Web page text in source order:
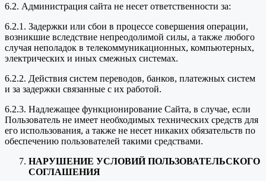
6.2. Администрация сайта не несет ответственности за:
6.2.1. Задержки или сбои в процессе совершения операции,
возникшие вследствие непреодолимой силы, а также любого
случая неполадок в телекоммуникационных, компьютерных,
электрических и иных смежных системах.
6.2.2. Действия систем переводов, банков, платежных систем
и за задержки связанные с их работой.
6.2.3. Надлежащее функционирование Сайта, в случае, если
Пользователь не имеет необходимых технических средств для
его использования, а также не несет никаких обязательств по
обеспечению пользователей такими средствами.
НАРУШЕНИЕ УСЛОВИЙ ПОЛЬЗОВАТЕЛЬСКОГО
СОГЛАШЕНИЯ